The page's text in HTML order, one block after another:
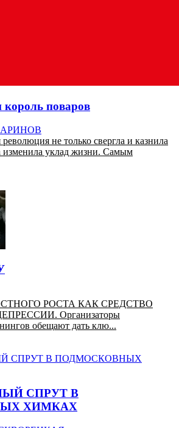
поваров
не только свергла и казнила
изменила уклад жизни. Самым
РОСТА КАК СРЕДСТВО
Организаторы
обещают дать клю...
СПРУТ В
ХИМКАХ